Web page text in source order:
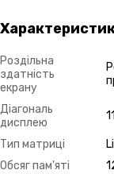
Роздільна
здатність
екрану
Діагональ
дисплею
Тип матриці
Обсяг пам'яті